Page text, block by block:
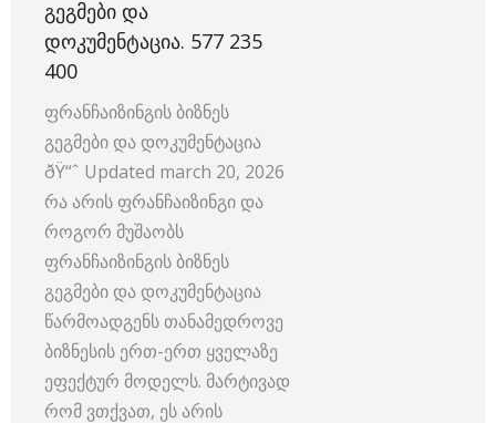
ᲒᲔᲒᲛᲔᲑᲘ ᲓᲐ
ᲓᲝᲙᲣᲛᲔᲜᲢᲐᲪᲘᲐ. 577 235
400
ფრანჩაიზინგის ბიზნეს
გეგმები და დოკუმენტაცია
ðŸ“ˆ Updated march 20, 2026
რა არის ფრანჩაიზინგი და
როგორ მუშაობს
ფრანჩაიზინგის ბიზნეს
გეგმები და დოკუმენტაცია
წარმოადგენს თანამედროვე
ბიზნესის ერთ-ერთ ყველაზე
ეფექტურ მოდელს. მარტივად
რომ ვთქვათ, ეს არის